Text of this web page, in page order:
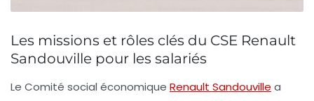
Les missions et rôles clés du CSE Renault
Sandouville pour les salariés
Le Comité social économique Renault Sandouville a